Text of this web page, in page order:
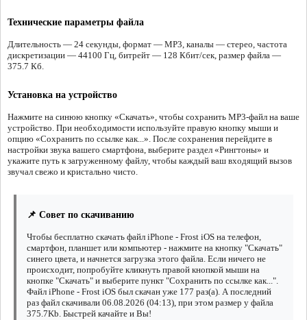
Технические параметры файла
Длительность — 24 секунды, формат — MP3, каналы — стерео, частота
дискретизации — 44100 Гц, битрейт — 128 Кбит/сек, размер файла —
375.7 Кб.
Установка на устройство
Нажмите на синюю кнопку «Скачать», чтобы сохранить MP3-файл на ваше
устройство. При необходимости используйте правую кнопку мыши и
опцию «Сохранить по ссылке как...». После сохранения перейдите в
настройки звука вашего смартфона, выберите раздел «Рингтоны» и
укажите путь к загруженному файлу, чтобы каждый ваш входящий вызов
звучал свежо и кристально чисто.
📌 Совет по скачиванию
Чтобы бесплатно скачать файл iPhone - Frost iOS на телефон,
смартфон, планшет или компьютер - нажмите на кнопку "Скачать"
синего цвета, и начнется загрузка этого файла. Если ничего не
происходит, попробуйте кликнуть правой кнопкой мыши на
кнопке "Скачать" и выберите пункт "Сохранить по ссылке как...".
Файл iPhone - Frost iOS был скачан уже 177 раз(а). А последний
раз файл скачивали 06.08.2026 (04:13), при этом размер у файла
375.7Kb. Быстрей качайте и Вы!